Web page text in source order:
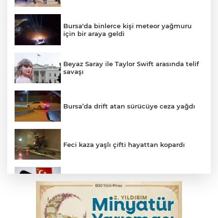
Bursa'da binlerce kişi meteor yağmuru
için bir araya geldi
Beyaz Saray ile Taylor Swift arasında telif
savaşı
Bursa’da drift atan sürücüye ceza yağdı
Feci kaza yaşlı çifti hayattan kopardı
Resmi Gazete'de